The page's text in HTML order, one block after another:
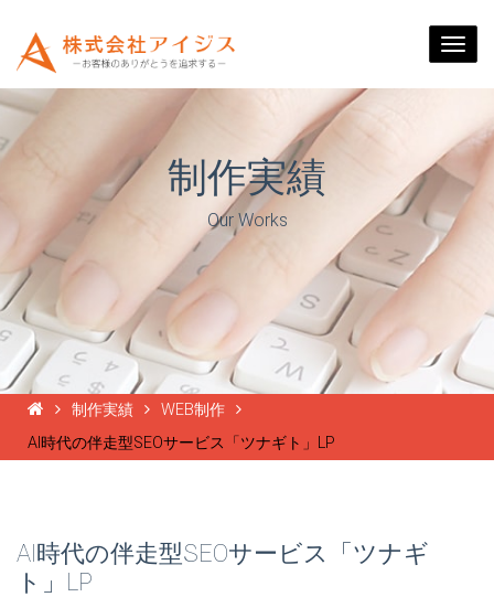
制作実績
Our Works
制作実績
WEB制作
AI時代の伴走型SEOサービス「ツナギト」LP
AI時代の伴走型SEOサービス「ツナギ
ト」LP